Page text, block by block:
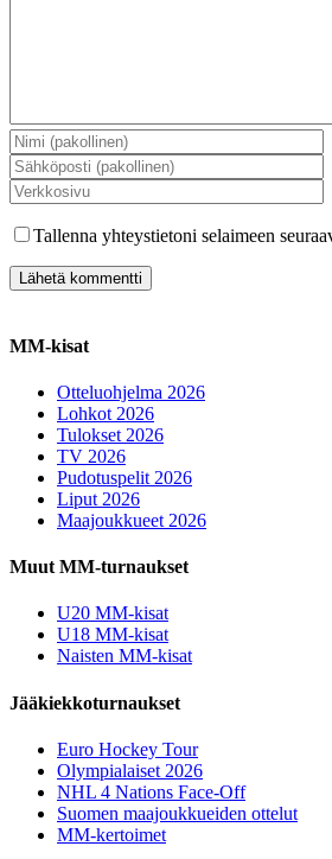
Tallenna yhteystietoni selaimeen
MM-kisat
Otteluohjelma 2026
Lohkot 2026
Tulokset 2026
TV 2026
Pudotuspelit 2026
Liput 2026
Maajoukkueet 2026
Muut MM-turnaukset
U20 MM-kisat
U18 MM-kisat
Naisten MM-kisat
Jääkiekkoturnaukset
Euro Hockey Tour
Olympialaiset 2026
NHL 4 Nations Face-Off
Suomen maajoukkueiden ottelut
MM-kertoimet